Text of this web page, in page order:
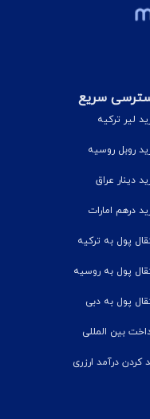
سریع
لیر ترکیه
روبل روسیه
دینار عراق
درهم امارات
پول به ترکیه
پول به روسیه
پول به دبی
بین المللی
کردن درآمد ارزری